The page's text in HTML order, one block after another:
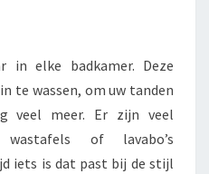
in elke badkamer. Deze
te wassen, om uw tanden
veel meer. Er zijn veel
wastafels of lavabo’s
iets is dat past bij de stijl